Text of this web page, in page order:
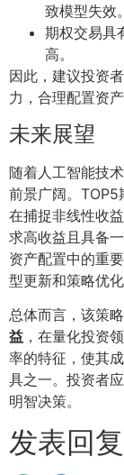
致模型失效。
期权交易具
高。
因此，建议投资
力，合理配置资
未来展望
随着人工智能技
前景广阔。TOP5
在捕捉非线性收
求高收益且具备
资产配置中的重
型更新和策略优
总体而言，该策
益 ，在量化投资
率的特征，使其
具之一。投资者
明智决策。
发表回复